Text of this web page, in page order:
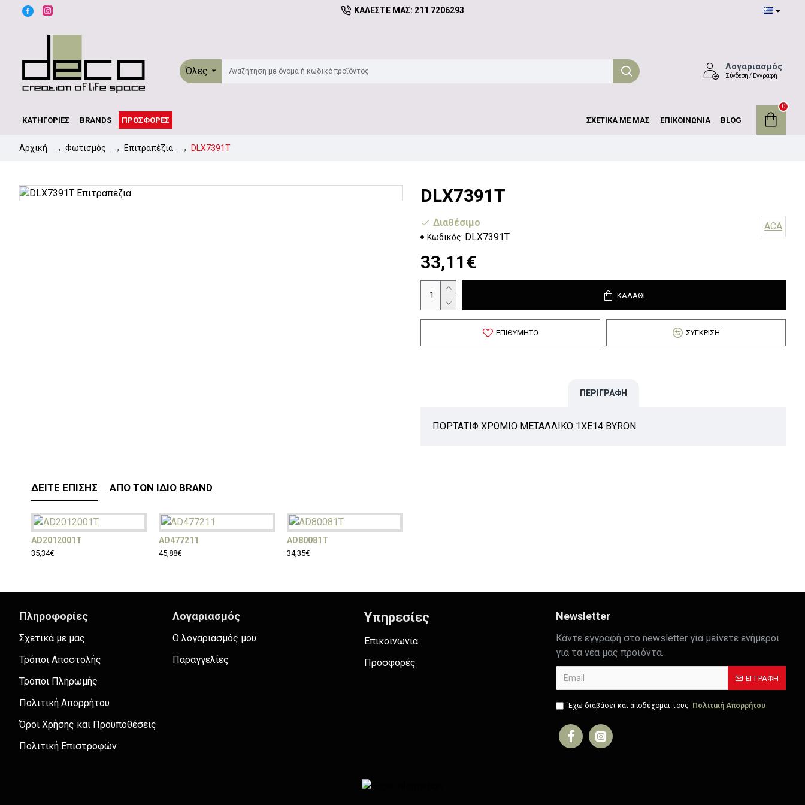
ΚΑΛΈΣΤΕ ΜΑΣ: 211 7206293
Όλες Λογαριασμός
Σύνδεση / Εγγραφή
ΚΑΤΗΓΟΡΊΕΣ BRANDS ΠΡΟΣΦΟΡΈΣ ΣΧΕΤΙΚΑ ΜΕ ΜΑΣ ΕΠΙΚΟΙΝΩΝΙΑ BLOG
0
Αρχική Φωτισμός Επιτραπέζια DLX7391T
DLX7391T
Διαθέσιμο
Κωδικός: DLX7391T
ACA
33,11€
ΚΑΛΆΘΙ
ΕΠΙΘΥΜΗΤΌ ΣΎΓΚΡΙΣΗ
ΠΕΡΙΓΡΑΦΉ
ΠΟΡΤΑΤΙΦ ΧΡΩΜΙΟ ΜΕΤΑΛΛΙΚΟ 1ΧΕ14 BYRON
ΔΕΊΤΕ ΕΠΊΣΗΣ ΑΠΌ ΤΟΝ ΊΔΙΟ BRAND
AD2012001T
35,34€
AD477211
45,88€
AD80081T
34,35€
Πληροφορίες
Σχετικά με μας
Τρόποι Αποστολής
Τρόποι Πληρωμής
Πολιτική Απορρήτου
Όροι Χρήσης και Προϋποθέσεις
Πολιτική Επιστροφών
Λογαριασμός
Ο λογαριασμός μου
Παραγγελίες
Υπηρεσίες
Επικοινωνία
Προσφορές
Newsletter
Κάντε εγγραφή στο newsletter για μείνετε ενήμεροι
για τα νέα μας προϊόντα.
ΕΓΓΡΑΦΉ
Έχω διαβάσει και αποδέχομαι τους Πολιτική Απορρήτου